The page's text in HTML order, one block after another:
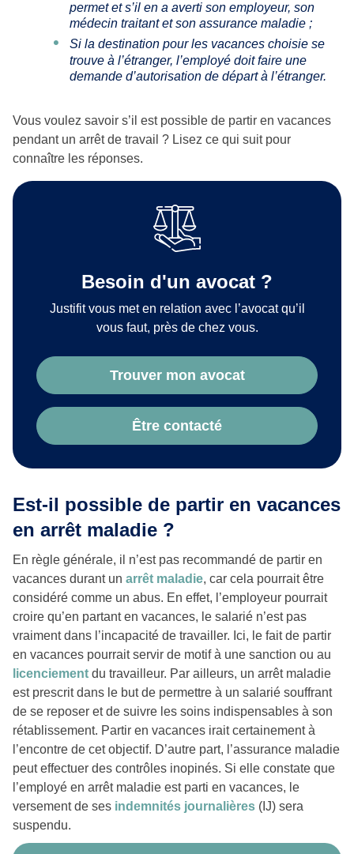
permet et s’il en a averti son employeur, son
médecin traitant et son assurance maladie ;
Si la destination pour les vacances choisie se
trouve à l’étranger, l’employé doit faire une
demande d’autorisation de départ à l’étranger.
Vous voulez savoir s’il est possible de partir en vacances
pendant un arrêt de travail ? Lisez ce qui suit pour
connaître les réponses.
Besoin d'un avocat ?
Justifit vous met en relation avec l’avocat qu’il
vous faut, près de chez vous.
Trouver mon avocat
Être contacté
Est-il possible de partir en vacances
en arrêt maladie ?
En règle générale, il n’est pas recommandé de partir en
vacances durant un arrêt maladie, car cela pourrait être
considéré comme un abus. En effet, l’employeur pourrait
croire qu’en partant en vacances, le salarié n’est pas
vraiment dans l’incapacité de travailler. Ici, le fait de partir
en vacances pourrait servir de motif à une sanction ou au
licenciement du travailleur. Par ailleurs, un arrêt maladie
est prescrit dans le but de permettre à un salarié souffrant
de se reposer et de suivre les soins indispensables à son
rétablissement. Partir en vacances irait certainement à
l’encontre de cet objectif. D’autre part, l’assurance maladie
peut effectuer des contrôles inopinés. Si elle constate que
l’employé en arrêt maladie est parti en vacances, le
versement de ses indemnités journalières (IJ) sera
suspendu.